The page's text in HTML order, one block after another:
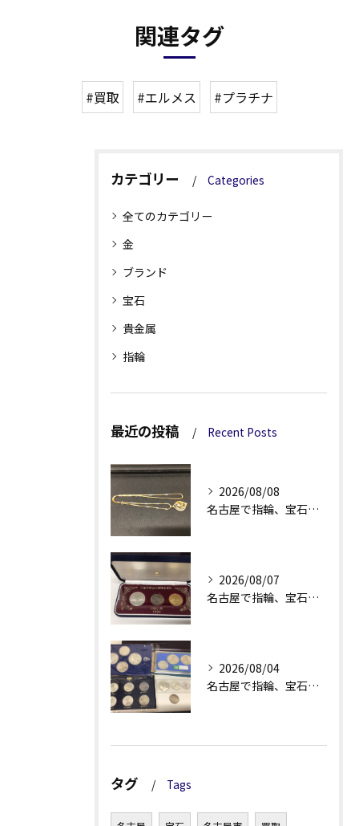
関連タグ
#買取 #エルメス #プラチナ
カテゴリー Categories
全てのカテゴリー
金
ブランド
宝石
貴金属
指輪
最近の投稿 Recent Posts
2026/08/08
名古屋で指輪、宝石買取なら当店で！！。
2026/08/07
名古屋で指輪、宝石買取なら当店で！！。
2026/08/04
名古屋で指輪、宝石買取なら当店で！！。
タグ Tags